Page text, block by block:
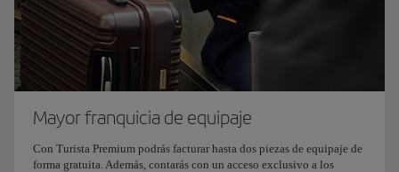
Mayor franquicia de equipaje
Con Turista Premium podrás facturar hasta dos piezas de equipaje de
forma gratuita. Además, contarás con un acceso exclusivo a los